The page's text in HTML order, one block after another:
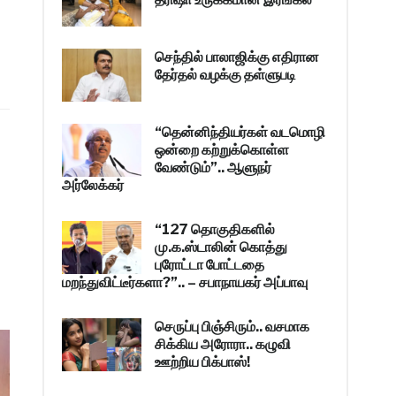
செந்தில் பாலாஜிக்கு எதிரான
தேர்தல் வழக்கு தள்ளுபடி
“தென்னிந்தியர்கள் வடமொழி
ஒன்றை கற்றுக்கொள்ள
வேண்டும்”.. ஆளுநர்
அர்லேக்கர்
“127 தொகுதிகளில்
மு.க.ஸ்டாலின் கொத்து
புரோட்டா போட்டதை
மறந்துவிட்டீர்களா?”.. – சபாநாயகர் அப்பாவு
செருப்பு பிஞ்சிரும்.. வசமாக
சிக்கிய அரோரா.. கழுவி
ஊற்றிய பிக்பாஸ்!